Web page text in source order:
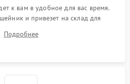
к вам в удобное для вас время.
и привезет на склад для
Подробнее